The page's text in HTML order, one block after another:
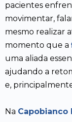
pacientes
movimentar,
mesmo realizar
momento que a
uma aliada
ajudando a
e,
Na Capobianco